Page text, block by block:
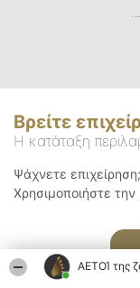
ΑΕΤΟΊ της
Βρείτε
Η κατάταξη
Ψάχνετε
Χρησιμοποιήστε